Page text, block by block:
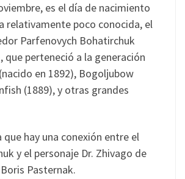
es el día de nacimiento
relativamente poco conocida, el
Parfenovych Bohatirchuk
que perteneció a la generación
en 1892), Bogoljubow
(1889), y otras grandes
que hay una conexión entre el
y el personaje Dr. Zhivago de
Pasternak.